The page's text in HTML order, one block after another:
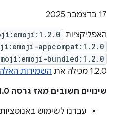
‫17 בדצמבר 2025
האפליקציות
appcompat:1.2.0
bundled:1.2.0
1.2.0 מכילה את
השמירות האלה
שינויים חשובים מאז גרסה 1.1.0:
עברנו לשימוש